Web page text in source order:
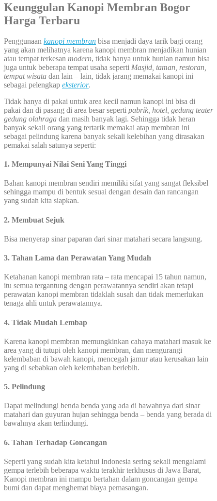
Keunggulan Kanopi Membran Bogor
Harga Terbaru
Penggunaan kanopi membran bisa menjadi daya tarik bagi orang
yang akan melihatnya karena kanopi membran menjadikan hunian
atau tempat terkesan modern, tidak hanya untuk hunian namun bisa
juga untuk beberapa tempat usaha seperti Masjid, taman, restoran,
tempat wisata dan lain – lain, tidak jarang memakai kanopi ini
sebagai pelengkap eksterior.
Tidak hanya di pakai untuk area kecil namun kanopi ini bisa di
pakai dan di pasang di area besar seperti pabrik, hotel, gedung teater
gedung olahraga dan masih banyak lagi. Sehingga tidak heran
banyak sekali orang yang tertarik memakai atap membran ini
sebagai pelindung karena banyak sekali kelebihan yang dirasakan
pemakai salah satunya seperti:
1. Mempunyai Nilai Seni Yang Tinggi
Bahan kanopi membran sendiri memiliki sifat yang sangat fleksibel
sehingga mampu di bentuk sesuai dengan desain dan rancangan
yang sudah kita siapkan.
2. Membuat Sejuk
Bisa menyerap sinar paparan dari sinar matahari secara langsung.
3. Tahan Lama dan Perawatan Yang Mudah
Ketahanan kanopi membran rata – rata mencapai 15 tahun namun,
itu semua tergantung dengan perawatannya sendiri akan tetapi
perawatan kanopi membran tidaklah susah dan tidak memerlukan
tenaga ahli untuk perawatannya.
4. Tidak Mudah Lembap
Karena kanopi membran memungkinkan cahaya matahari masuk ke
area yang di tutupi oleh kanopi membran, dan mengurangi
kelembaban di bawah kanopi, mencegah jamur atau kerusakan lain
yang di sebabkan oleh kelembaban berlebih.
5. Pelindung
Dapat melindungi benda benda yang ada di bawahnya dari sinar
matahari dan guyuran hujan sehingga benda – benda yang berada di
bawahnya akan terlindungi.
6. Tahan Terhadap Goncangan
Seperti yang sudah kita ketahui Indonesia sering sekali mengalami
gempa terlebih beberapa waktu terakhir terkhusus di Jawa Barat,
Kanopi membran ini mampu bertahan dalam goncangan gempa
bumi dan dapat menghemat biaya pemasangan.